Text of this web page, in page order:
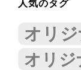
人気のタグ
オリ
オリジ